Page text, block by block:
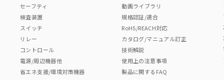
セーフティ
検査装置
スイッチ
リレー
コントロール
電源/周辺機器他
省エネ支援/環境対策機器
動画ライブラリ
規格認証/適合
RoHS/REACH対応
カタログ/マニュアル訂正
技術解説
使用上の注意事項
製品に関するFAQ